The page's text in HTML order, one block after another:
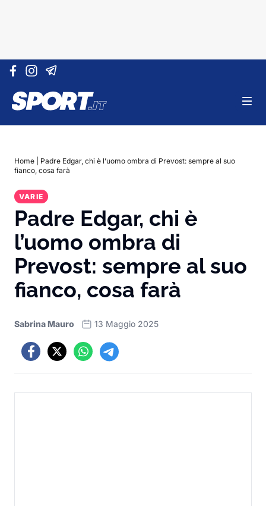
Vai al contenuto
Home
Padre Edgar, chi è l’uomo ombra di Prevost: sempre al suo
fianco, cosa farà
VARIE
Padre Edgar, chi è
l’uomo ombra di
Prevost: sempre al suo
fianco, cosa farà
Sabrina Mauro 13 Maggio 2025